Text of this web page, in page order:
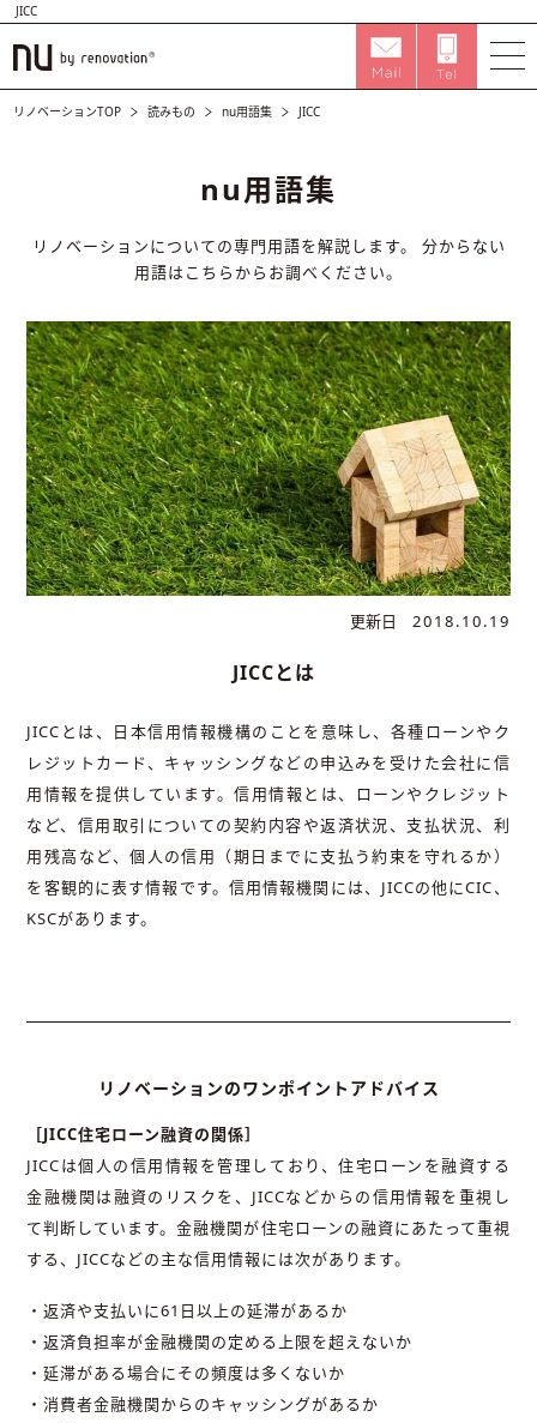
JICC
リノベーションTOP 読みもの nu用語集 JICC
nu用語集
リノベーションについての専門用語を解説します。
分からない
用語はこちらからお調べください。
更新日 2018.10.19
JICCとは
JICCとは、日本信用情報機構のことを意味し、各種ローンやク
レジットカード、キャッシングなどの申込みを受けた会社に信
用情報を提供しています。信用情報とは、ローンやクレジット
など、信用取引についての契約内容や返済状況、支払状況、利
用残高など、個人の信用（期日までに支払う約束を守れるか）
を客観的に表す情報です。信用情報機関には、JICCの他にCIC、
KSCがあります。
リノベーションのワンポイントアドバイス
［JICC住宅ローン融資の関係］
JICCは個人の信用情報を管理しており、住宅ローンを融資する
金融機関は融資のリスクを、JICCなどからの信用情報を重視し
て判断しています。金融機関が住宅ローンの融資にあたって重視
する、JICCなどの主な信用情報には次があります。
・返済や支払いに61日以上の延滞があるか
・返済負担率が金融機関の定める上限を超えないか
・延滞がある場合にその頻度は多くないか
・消費者金融機関からのキャッシングがあるか